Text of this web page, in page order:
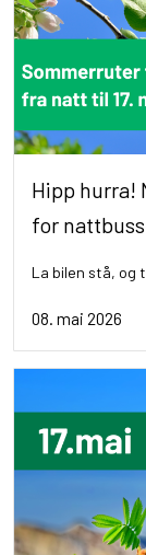
Hipp hurra!
for
La bilen stå, og
08. mai 2026